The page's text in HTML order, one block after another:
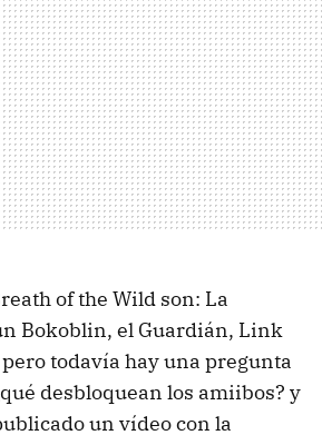
of the Wild son: La
Bokoblin, el Guardián, Link
todavía hay una pregunta
desbloquean los amiibos? y
un vídeo con la